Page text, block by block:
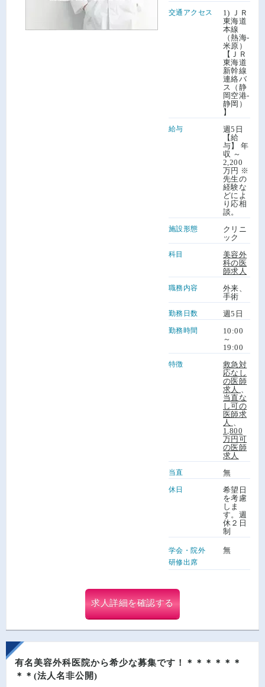
交通アクセス
1) ＪＲ
東海道
本線
（熱海-
米原）
【ＪＲ
東海道
新幹線
連絡バ
ス（静
岡空港-
静岡）
】
給与
週5日
【給
与】 年
収 ～
2,200
万円 ※
先生の
経験な
どによ
り応相
談。
施設形態
クリニ
ック
科目
美容外
科の医
師求人
職務内容
外来、
手術
勤務日数 週5日
勤務時間
10:00
～
19:00
特徴
救急対
応なし
の医師
求人
当直な
し可の
医師求
人
1,800
万円可
の医師
求人
当直 無
休日
希望日
を考慮
しま
す。週
休２日
制
学会・院外
研修出席
無
求人詳細を確認する
有名美容外科医院から希少な募集です！＊＊＊＊＊＊
＊＊(法人名非公開)